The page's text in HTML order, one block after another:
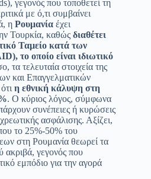
γεγονός που τοποθετεί τη
με ό,τι συμβαίνει
η Ρουμανία έχει
Τουρκία, καθώς διαθέτει
Ταμείο κατά των
το οποίο είναι ιδιωτικό
τα τελευταία στοιχεία της
και Επαγγελματικών
η εθνική κάλυψη στη
. Ο κύριος λόγος, σύμφωνα
συνέπειες ή κυρώσεις
ασφάλισης. Αξίζει,
το 25%-50% του
στη Ρουμανία θεωρεί τα
ακριβά, γεγονός που
εμπόδιο για την αγορά